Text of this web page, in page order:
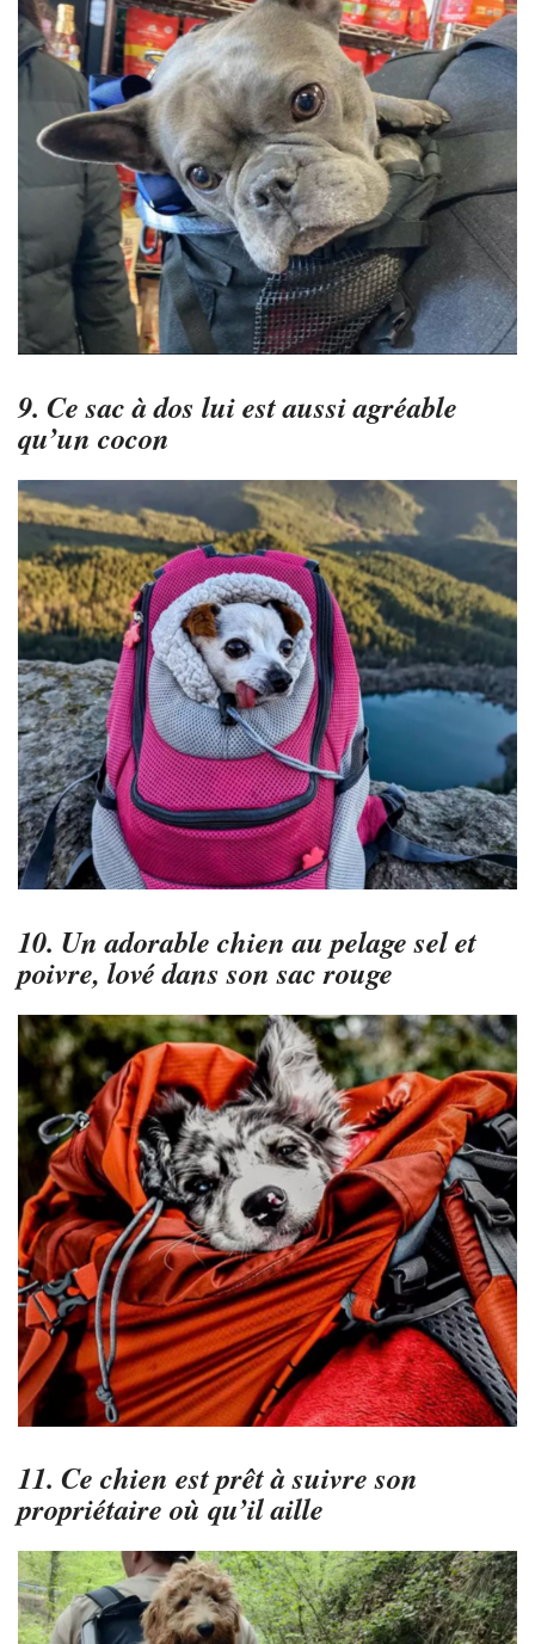
9. Ce sac à dos lui est aussi agréable
qu’un cocon
10. Un adorable chien au pelage sel et
poivre, lové dans son sac rouge
11. Ce chien est prêt à suivre son
propriétaire où qu’il aille